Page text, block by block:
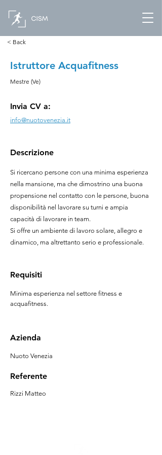
< Back
Istruttore Acquafitness
Mestre (Ve)
Invia CV a:
info@nuotovenezia.it
Descrizione
Si ricercano persone con una minima esperienza
nella mansione, ma che dimostrino una buona
propensione nel contatto con le persone, buona
disponibilità nel lavorare su turni e ampia
capacità di lavorare in team.
Si offre un ambiente di lavoro solare, allegro e
dinamico, ma altrettanto serio e professionale.
Requisiti
Minima esperienza nel settore fitness e
acquafitness.
Azienda
Nuoto Venezia
Referente
Rizzi Matteo